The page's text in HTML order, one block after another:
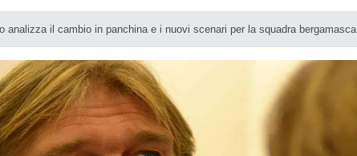
analizza il cambio in panchina e i nuovi scenari per la squadra bergamasca